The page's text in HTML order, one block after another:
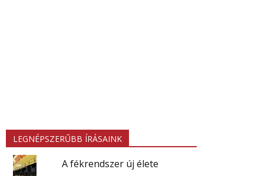
LEGNÉPSZERŰBB ÍRÁSAINK
A fékrendszer új élete